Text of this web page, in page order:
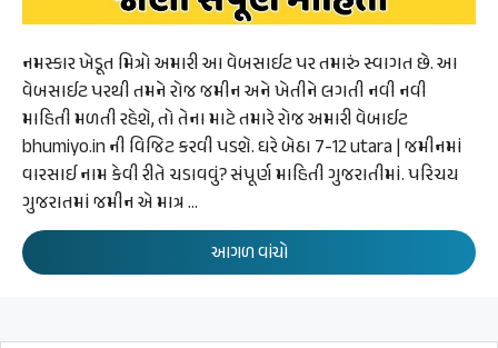
નમસ્કાર ખેડૂત મિત્રો અમારી આ વેબસાઈટ પર તમારું સ્વાગત છે. આ
વેબસાઈટ પરથી તમને રોજ જમીન અને ખેતીને લગતી નવી નવી
માહિતી મળતી રહેશે, તો તેના માટે તમારે રોજ અમારી વેબાઈટ
bhumiyo.in ની વિજિટ કરવી પડશે. ઘરે બેઠા 7-12 utara | જમીનમાં
વારસાઈ નામ કેવી રીતે ચડાવવું? સંપૂર્ણ માહિતી ગુજરાતીમાં. પરિચય
ગુજરાતમાં જમીન એ માત્ર …
આગળ વાંચો